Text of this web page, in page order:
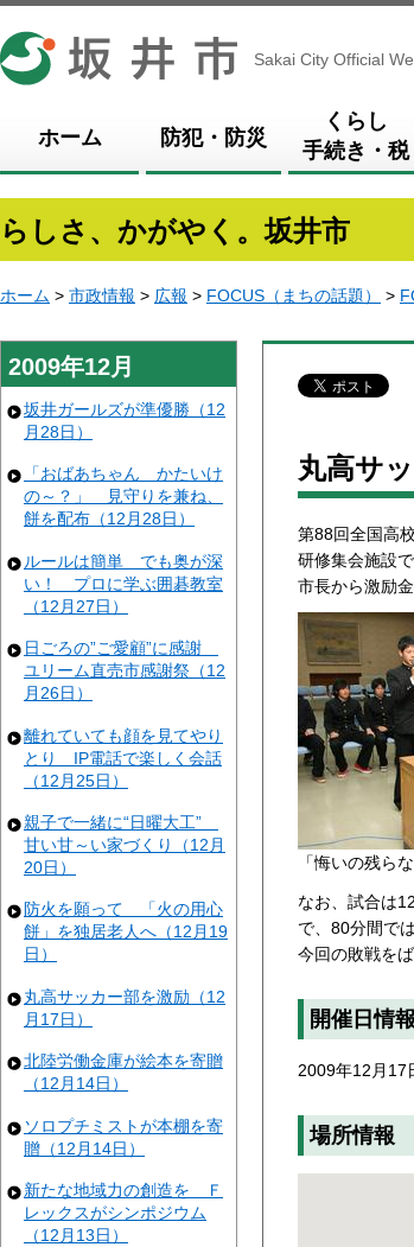
坂井市
Sakai City Official
ホーム 防犯・防災
くらし
手続き・税
らしさ、かがやく。坂井市
ホーム > 市政情報 > 広報 > FOCUS（まちの話題） >
2009年12月
坂井ガールズが準優勝（12
月28日）
「おばあちゃん かたいけ
の～？」 見守りを兼ね、
餅を配布（12月28日）
ルールは簡単 でも奥が深
い！ プロに学ぶ囲碁教室
（12月27日）
日ごろの”ご愛顧”に感謝
ユリーム直売市感謝祭（12
月26日）
離れていても顔を見てやり
とり IP電話で楽しく会話
（12月25日）
親子で一緒に“日曜大工”
甘い甘～い家づくり（12月
20日）
防火を願って 「火の用心
餅」を独居老人へ（12月19
日）
丸高サッカー部を激励（12
月17日）
北陸労働金庫が絵本を寄贈
（12月14日）
ソロプチミストが本棚を寄
贈（12月14日）
新たな地域力の創造を Ｆ
レックスがシンポジウム
（12月13日）
丸高サ
第88回全国高
研修集会施設
市長から激励
「悔いの残ら
なお、試合は
で、80分間で
今回の敗戦を
開催日情報
2009年12月17
場所情報